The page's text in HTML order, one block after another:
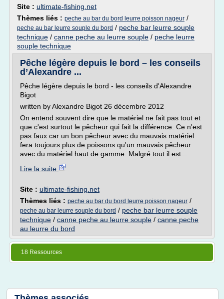
Site : ultimate-fishing.net
Thèmes liés : peche au bar du bord leurre poisson nageur /
peche au bar leurre souple du bord / peche bar leurre souple
technique / canne peche au leurre souple / peche leurre
souple technique
Pêche légère depuis le bord – les conseils
d’Alexandre ...
Pêche légère depuis le bord - les conseils d'Alexandre
Bigot
written by Alexandre Bigot 26 décembre 2012
On entend souvent dire que le matériel ne fait pas tout et
que c'est surtout le pêcheur qui fait la différence. Ce n'est
pas faux car un bon pêcheur avec du mauvais matériel
fera toujours plus de poissons qu'un mauvais pêcheur
avec du matériel haut de gamme. Malgré tout il est...
Lire la suite
Site : ultimate-fishing.net
Thèmes liés : peche au bar du bord leurre poisson nageur /
peche au bar leurre souple du bord / peche bar leurre souple
technique / canne peche au leurre souple / canne peche
au leurre du bord
18 Ressources